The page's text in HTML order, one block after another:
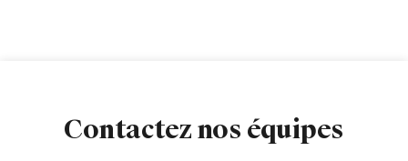
Contactez nos équipes